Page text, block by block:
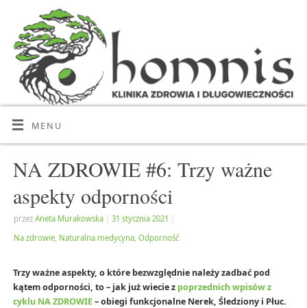
MENU
NA ZDROWIE #6: Trzy ważne
aspekty odporności
przez Aneta Murakowska 31 stycznia 2021
Na zdrowie, Naturalna medycyna, Odporność
Trzy ważne aspekty, o które bezwzględnie należy zadbać pod
kątem odporności, to – jak już wiecie z poprzednich wpisów z
cyklu NA ZDROWIE– obiegi funkcjonalne Nerek, Śledziony i Płuc.